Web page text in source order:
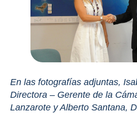
En las fotografías adjuntas,
Directora – Gerente de la
Lanzarote y Alberto Santana,